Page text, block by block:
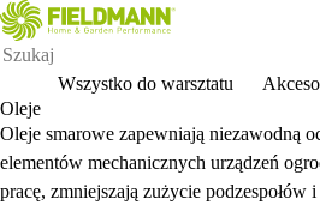
Wszystko do warsztatu
Oleje
Oleje smarowe zapewniają niezawodną
elementów mechanicznych urządzeń
pracę, zmniejszają zużycie podzespołów i